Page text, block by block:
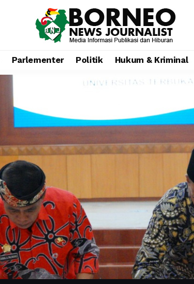
Parlementer Politik Hukum & Kriminal